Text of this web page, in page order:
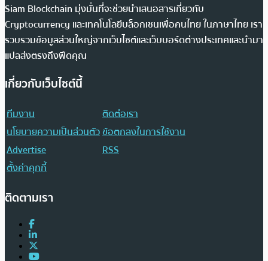
Siam Blockchain มุ่งมั่นที่จะช่วยนำเสนอสารเกี่ยวกับ
Cryptocurrency และเทคโนโลยีบล็อกเชนเพื่อคนไทย ในภาษาไทย เรา
รวบรวมข้อมูลส่วนใหญ่จากเว็บไซต์และเว็บบอร์ดต่างประเทศและนำมา
แปลส่งตรงถึงฟีดคุณ
เกี่ยวกับเว็บไซต์นี้
ทีมงาน
ติดต่อเรา
นโยบายความเป็นส่วนตัวข้อตกลงในการใช้งาน
Advertise
RSS
ตั้งค่าคุกกี้
ติดตามเรา